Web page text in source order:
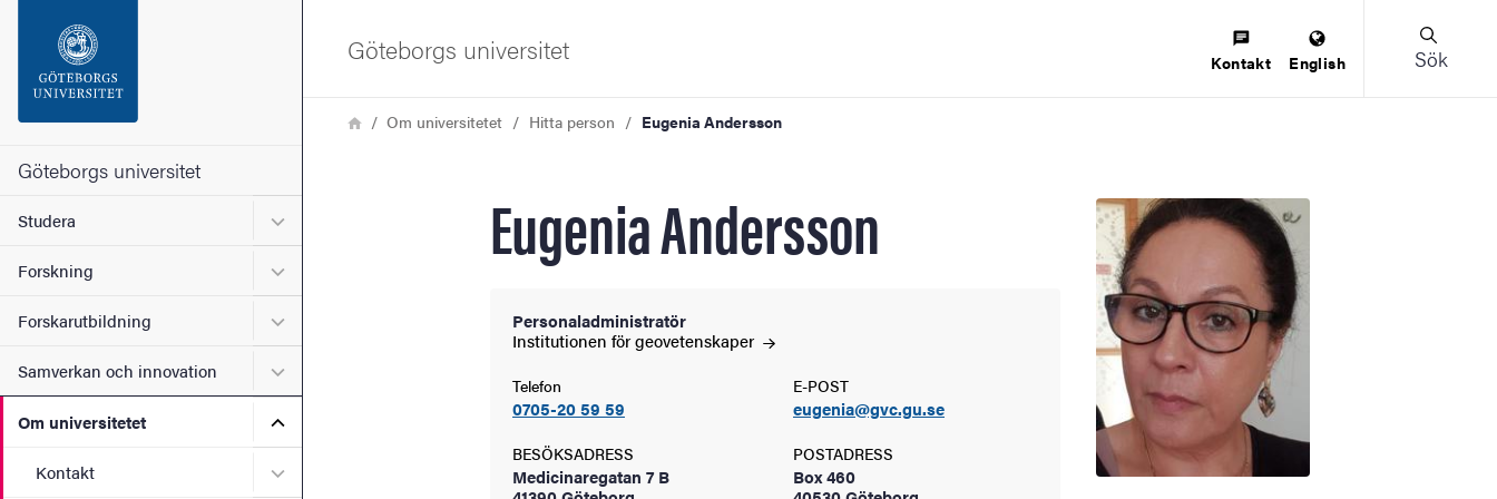
Sidfoten
Om webbplatsen
Göteborgs universitet
Studera Undermeny för Studera
Forskning Undermeny för Forskning
Forskarutbildning Undermeny för Forskarutbildning
Samverkan och innovation Undermeny för Samverkan och innovation
Om universitetet Undermeny för Om universitetet
Kontakt Undermeny för Kontakt
Göteborgs universitet Kontakt English Sök
LänkstigHemOm universitetet Hitta person Eugenia Andersson
Eugenia Andersson
Personaladministratör
Institutionen förgeovetenskaper
Telefon
0705-20 59 59
E-POST
eugenia@gvc.gu.se
BESÖKSADRESS
Medicinaregatan 7 B
POSTADRESS
Box 460